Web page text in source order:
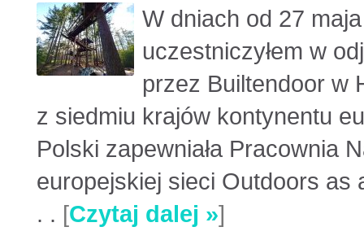
W dniach od 27
uczestniczyłem w
przez Builtendoor w
z siedmiu krajów kontynentu
Polski zapewniała Pracownia
europejskiej sieci Outdoors as
. . [Czytaj dalej »]